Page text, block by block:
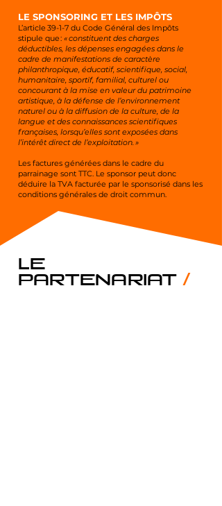
LE SPONSORING ET LES IMPÔTS
L’article 39-1-7 du Code Général des Impôts
stipule que : « constituent des charges
déductibles, les dépenses engagées dans le
cadre de manifestations de caractère
philanthropique, éducatif, scientifique, social,
humanitaire, sportif, familial, culturel ou
concourant à la mise en valeur du patrimoine
artistique, à la défense de l’environnement
naturel ou à la diffusion de la culture, de la
langue et des connaissances scientifiques
françaises, lorsqu’elles sont exposées dans
l’intérêt direct de l’exploitation. »
Les factures générées dans le cadre du
parrainage sont TTC. Le sponsor peut donc
déduire la TVA facturée par le sponsorisé dans les
conditions générales de droit commun.
lE
PARTENARIAT /